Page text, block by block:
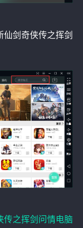
仙剑奇侠传之挥剑
传之挥剑问情电脑